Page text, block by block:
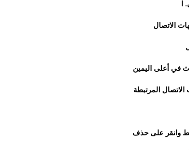
الاتصال
في أعلى اليمين
المرتبطة
وانقر على حذف